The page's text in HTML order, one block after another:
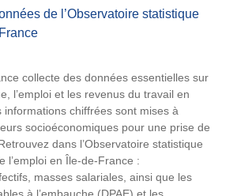
de l’Observatoire statistique
collecte des données essentielles sur
l’emploi et les revenus du travail en
informations chiffrées sont mises à
socioéconomiques pour une prise de
dans l’Observatoire statistique
l’emploi en Île-de-France :
masses salariales, ainsi que les